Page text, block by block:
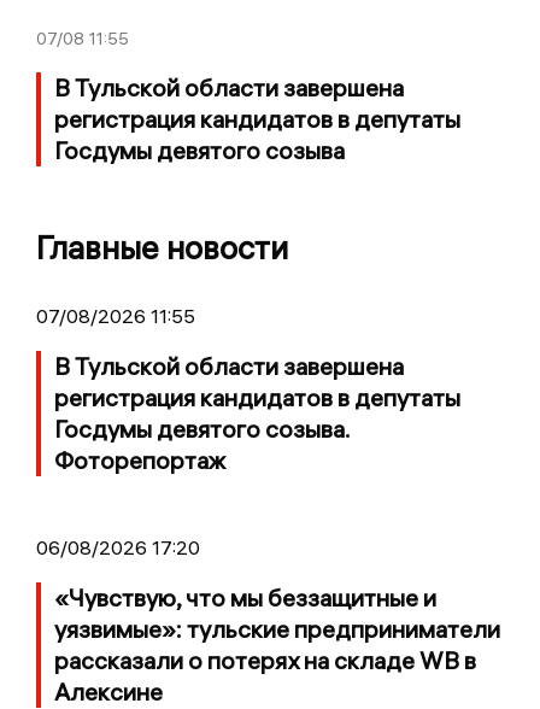
07/08 11:55
В Тульской области завершена
регистрация кандидатов в депутаты
Госдумы девятого созыва
Главные новости
07/08/2026 11:55
В Тульской области завершена
регистрация кандидатов в депутаты
Госдумы девятого созыва.
Фоторепортаж
06/08/2026 17:20
«Чувствую, что мы беззащитные и
уязвимые»: тульские предприниматели
рассказали о потерях на складе WB в
Алексине